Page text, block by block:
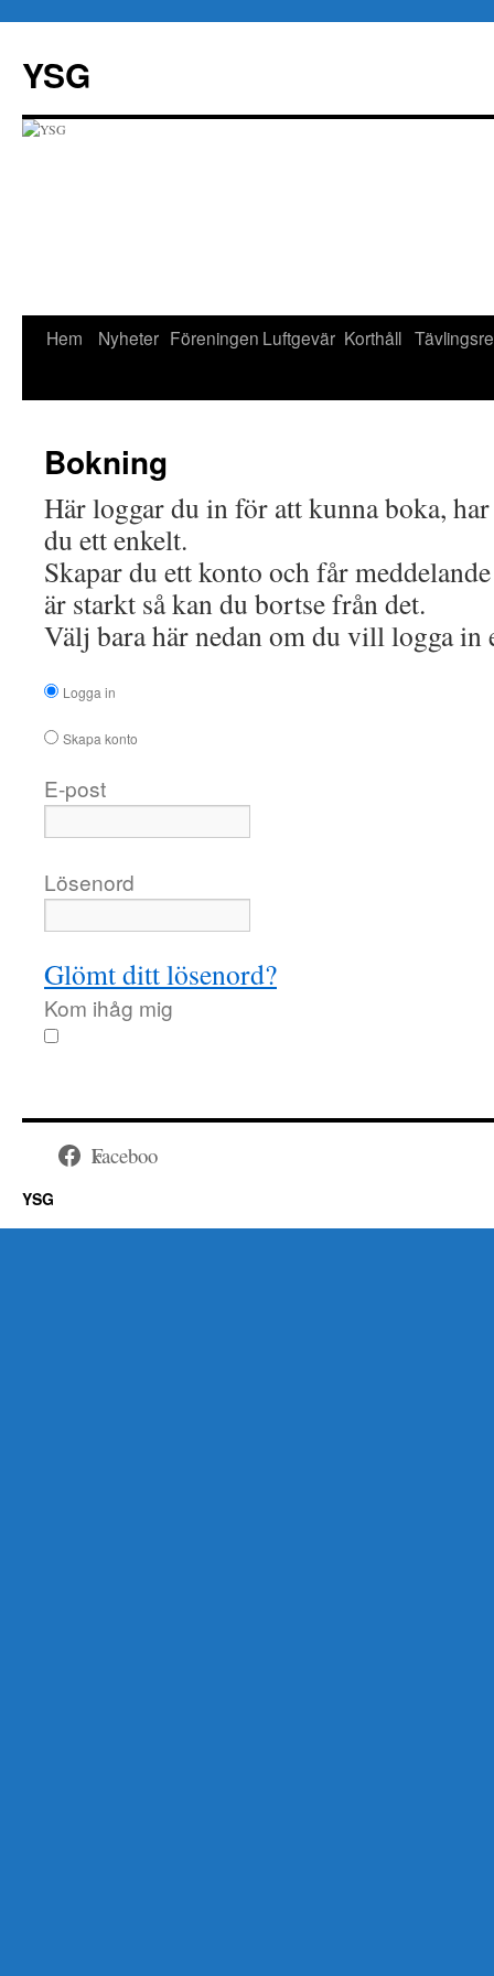
innehåll
YSG
Hem Nyheter Föreningen Luftgevär Korthåll
Bokning
Här loggar du in för att kunna boka,
du ett enkelt.
Skapar du ett konto och får
är starkt så kan du bortse från det.
Välj bara här nedan om du vill logga in
Logga in
Skapa konto
E-post
Lösenord
Glömt ditt lösenord?
Kom ihåg mig
Facebook
YSG